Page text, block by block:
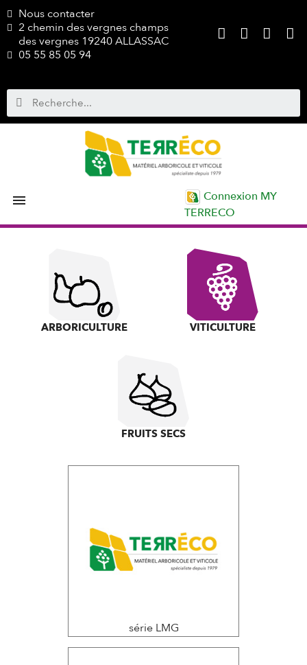
Nous contacter
2 chemin des vergnes champs
des vergnes 19240 ALLASSAC
05 55 85 05 94

Connexion MY
TERRECO
ARBORICULTURE VITICULTURE
FRUITS SECS
série LMG